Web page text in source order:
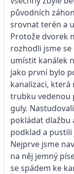
původních
srovnat terén a
Protože dvorek
rozhodli jsme
umístit kanálek
jako první bylo
kanalizaci, která
trubku vedenou
guly.
pokládat dlažbu
podklad a pustili
Nejprve jsme
na něj jemný
se spádem ke